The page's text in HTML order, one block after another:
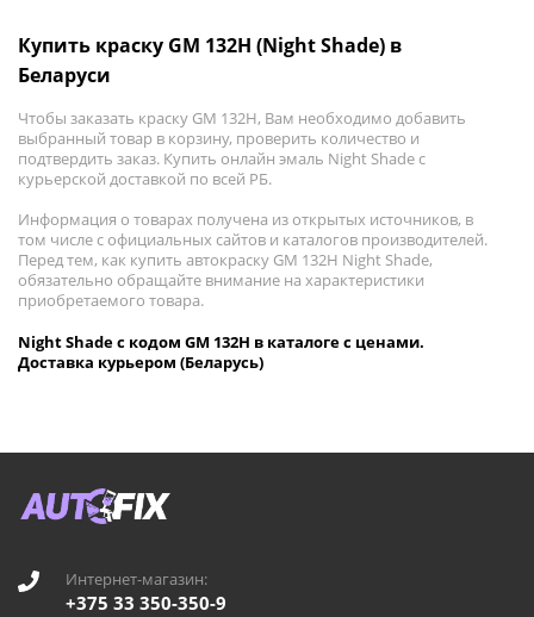
Купить краску GM 132H (Night Shade) в
Беларуси
Чтобы заказать краску GM 132H, Вам необходимо добавить
выбранный товар в корзину, проверить количество и
подтвердить заказ. Купить онлайн эмаль Night Shade с
курьерской доставкой по всей РБ.
Информация о товарах получена из открытых источников, в
том числе с официальных сайтов и каталогов производителей.
Перед тем, как купить автокраску GM 132H Night Shade,
обязательно обращайте внимание на характеристики
приобретаемого товара.
Night Shade с кодом GM 132H в каталоге с ценами.
Доставка курьером (Беларусь)
Интернет-магазин:
+375 33 350-350-9